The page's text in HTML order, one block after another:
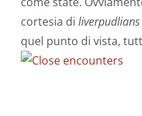
cortesia di liverpudlians
quel punto di vista,